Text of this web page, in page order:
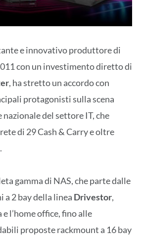
e innovativo produttore di
con un investimento diretto di
, ha stretto un accordo con
protagonisti sulla scena
del settore IT, che
di 29 Cash & Carry e oltre
gamma di NAS, che parte dalle
2 bay della linea Drivestor,
e l’home office, fino alle
proposte rackmount a 16 bay